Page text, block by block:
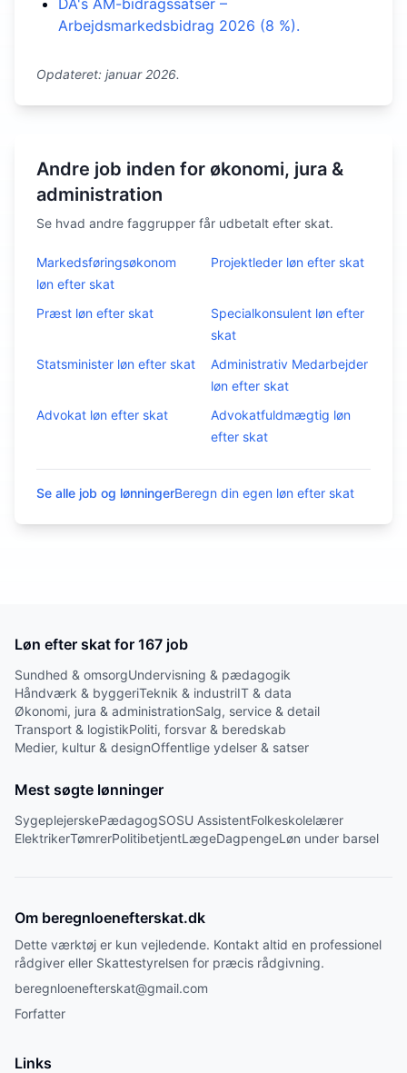
DA's AM-bidragssatser –
Arbejdsmarkedsbidrag 2026 (8 %).
Opdateret: januar 2026.
Andre job inden for økonomi, jura &
administration
Se hvad andre faggrupper får udbetalt efter skat.
Markedsføringsøkonom
løn efter skat
Projektleder løn efter skat
Præst løn efter skat Specialkonsulent løn efter
skat
Statsminister løn efter skat
Administrativ Medarbejder
løn efter skat
Advokat løn efter skat Advokatfuldmægtig løn
efter skat
Se alle job og lønningerBeregn din egen løn efter skat
Løn efter skat for 167 job
Sundhed & omsorgUndervisning & pædagogik
Håndværk & byggeriTeknik & industriIT & data
Økonomi, jura & administrationSalg, service & detail
Transport & logistikPoliti, forsvar & beredskab
Medier, kultur & designOffentlige ydelser & satser
Mest søgte lønninger
SygeplejerskePædagogSOSU AssistentFolkeskolelærer
ElektrikerTømrerPolitibetjentLægeDagpengeLøn under barsel
Om beregnloenefterskat.dk
Dette værktøj er kun vejledende. Kontakt altid en professionel
rådgiver eller Skattestyrelsen for præcis rådgivning.
beregnloenefterskat@gmail.com
Forfatter
Links